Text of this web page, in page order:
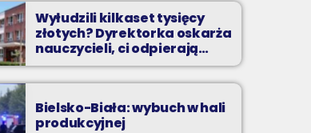
Wyłudzili kilkaset tysięcy
złotych? Dyrektorka oskarża
nauczycieli, ci odpierają
zarzuty
Bielsko-Biała: wybuch w hali
produkcyjnej